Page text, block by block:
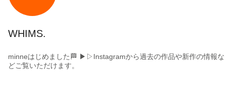
WHIMS.
minneはじめました🏁 ▶︎▷Instagramから過去の作品や新作の情報な
どご覧いただけます。